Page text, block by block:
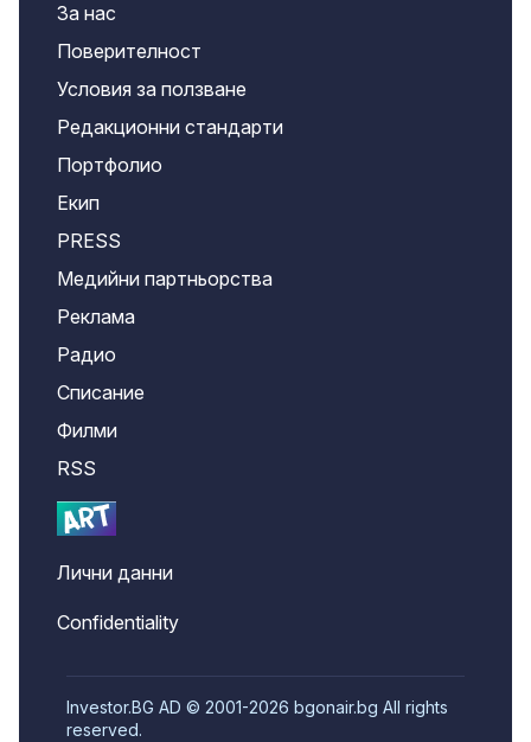
За нас
Поверителност
Условия за ползване
Редакционни стандарти
Портфолио
Екип
PRESS
Медийни партньорства
Реклама
Радио
Списание
Филми
RSS
Лични данни
Confidentiality
Investor.BG AD © 2001-2026 bgonair.bg All rights
reserved.